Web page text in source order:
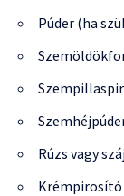
Púder (ha
Rúzs vagy
Krémpirosító